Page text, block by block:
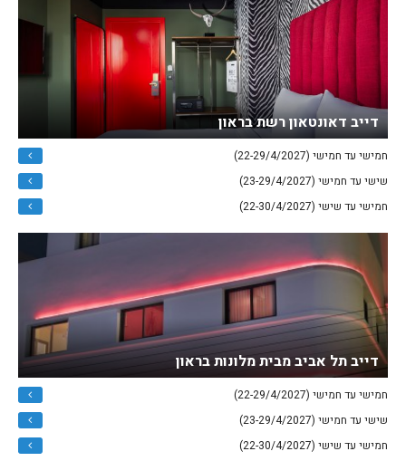
דייב דאונטאון רשת בראון
חמישי עד חמישי (22-29/4/2027)
שישי עד חמישי (23-29/4/2027)
חמישי עד שישי (22-30/4/2027)
דייב תל אביב מבית מלונות בראון
חמישי עד חמישי (22-29/4/2027)
שישי עד חמישי (23-29/4/2027)
חמישי עד שישי (22-30/4/2027)